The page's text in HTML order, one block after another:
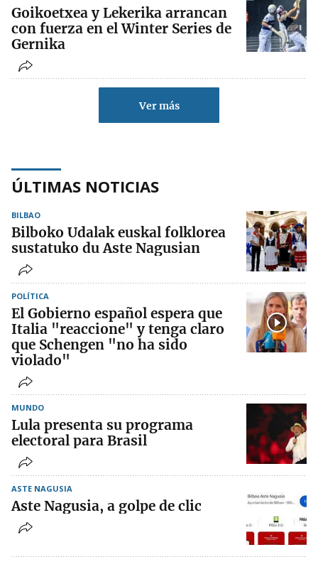
Goikoetxea y Lekerika arrancan
con fuerza en el Winter Series de
Gernika
Ver más
ÚLTIMAS NOTICIAS
BILBAO
Bilboko Udalak euskal folklorea
sustatuko du Aste Nagusian
POLÍTICA
El Gobierno español espera que
Italia "reaccione" y tenga claro
que Schengen "no ha sido
violado"
MUNDO
Lula presenta su programa
electoral para Brasil
ASTE NAGUSIA
Aste Nagusia, a golpe de clic